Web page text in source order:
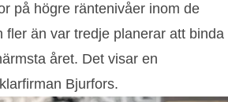
på högre räntenivåer inom de
fler än var tredje planerar att binda
året. Det visar en
Bjurfors.